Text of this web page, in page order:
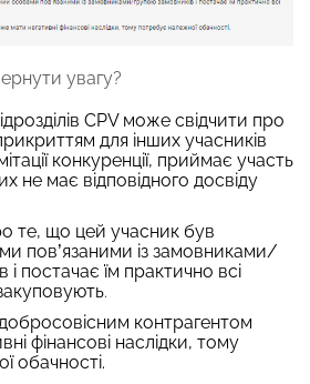
увагу?
CPV може свідчити про
для інших учасників
конкуренції, приймає участь
не має відповідного досвіду
те, що цей учасник був
пов’язаними із замовниками/
і постачає їм практично всі
.
контрагентом
фінансові наслідки, тому
обачності.